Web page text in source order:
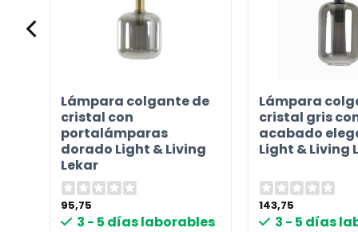
¿TIENES ALGUNA PREGUNTA?
correo electrónico ainfo@lamparas-en-linea.es.
Lámpara colgante de
cristal con
portalámparas
dorado Light & Living
Lekar
95,75
3 - 5 días laborables
Lámpara
cristal gris
acabado
Light & Living
143,75
3 - 5 días